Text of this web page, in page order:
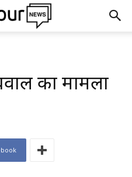
का मामला